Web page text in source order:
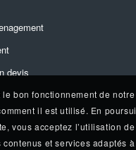
devis
bon fonctionnement de
il est utilisé. En
vous acceptez l’utilisation
et services adaptés